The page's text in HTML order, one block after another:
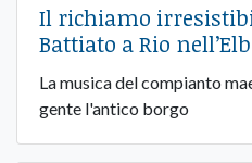
Il richiamo
Battiato a Rio
La musica del compianto
gente l'antico borgo